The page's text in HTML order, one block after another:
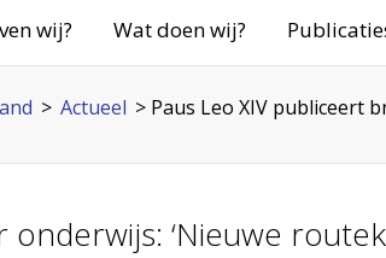
wij? Wat doen wij?
> Actueel > Paus Leo XIV publiceert
‘Nieuwe